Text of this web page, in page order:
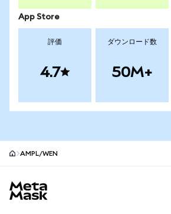
App Store
評価
4.7
ダウンロード数
50M+
AMPL/WEN